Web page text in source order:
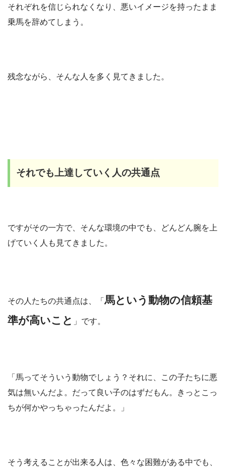
それぞれを信じられなくなり、悪いイメージを持ったまま
乗馬を辞めてしまう。
残念ながら、そんな人を多く見てきました。
それでも上達していく人の共通点
ですがその一方で、そんな環境の中でも、どんどん腕を上
げていく人も見てきました。
その人たちの共通点は、「 馬という動物の信頼基
準が高いこと 」です。
「馬ってそういう動物でしょう？それに、この子たちに悪
気は無いんだよ。だって良い子のはずだもん。きっとこっ
ちが何かやっちゃったんだよ。」
そう考えることが出来る人は、色々な困難がある中でも、